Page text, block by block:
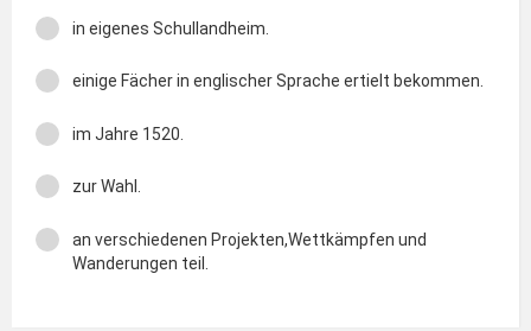
in eigenes Schullandheim.
einige Fächer in englischer Sprache ertielt bekommen.
im Jahre 1520.
zur Wahl.
an verschiedenen Projekten,Wettkämpfen und
Wanderungen teil.